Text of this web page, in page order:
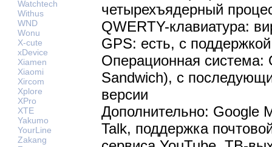
Watchtech
Withus
WND
Wonu
X-cute
xDevice
Xiamen
Xiaomi
Xircom
Xplore
XPro
XTE
Yakumo
YourLine
Zakang
четырехъядерный
QWERTY-клавиатура:
GPS: есть, с
Операционная
Sandwich), с
версии
Дополнительно: Google
Talk, поддержка